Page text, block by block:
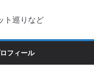
ト巡りなど
フィール